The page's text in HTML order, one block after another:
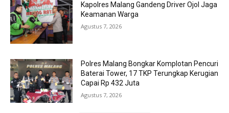
Kapolres Malang Gandeng Driver Ojol Jaga
Keamanan Warga
Agustus 7, 2026
Polres Malang Bongkar Komplotan Pencuri
Baterai Tower, 17 TKP Terungkap Kerugian
Capai Rp 432 Juta
Agustus 7, 2026